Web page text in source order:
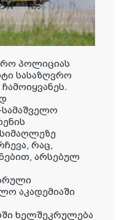
პოლიციას
სასაზღვრო
რაც,
არსებულ
აკადემიაში
ხელშეკრულება